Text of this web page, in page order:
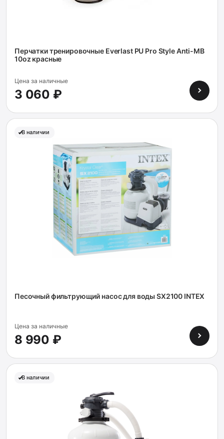
Перчатки тренировочные Everlast PU Pro Style Anti-MB
10oz красные
Цена за наличные
3 060 ₽
В наличии
Песочный фильтрующий насос для воды SX2100 INTEX
Цена за наличные
8 990 ₽
В наличии